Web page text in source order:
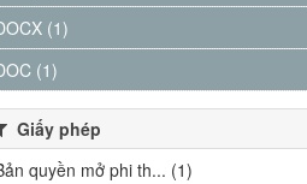
(1)
(1)
Giấy phép
quyền mở phi th... (1)